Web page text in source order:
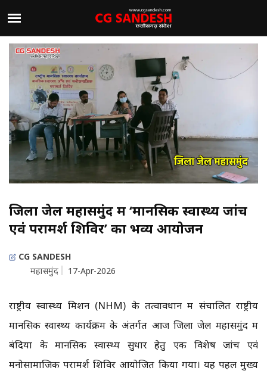
जिला जेल महासमुंद में ‘मानसिक स्वास्थ्य जांच
एवं परामर्श शिविर’ का भव्य आयोजन
CG SANDESH
महासमुंद
17-Apr-2026
राष्ट्रीय स्वास्थ्य मिशन (NHM) के तत्वावधान में संचालित राष्ट्रीय
मानसिक स्वास्थ्य कार्यक्रम के अंतर्गत आज जिला जेल महासमुंद में
बंदियों के मानसिक स्वास्थ्य सुधार हेतु एक विशेष जांच एवं
मनोसामाजिक परामर्श शिविर आयोजित किया गया। यह पहल मुख्य